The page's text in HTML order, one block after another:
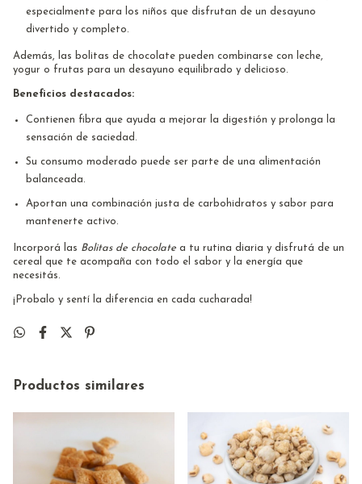
especialmente para los niños que disfrutan de un desayuno
divertido y completo.
Además, las bolitas de chocolate pueden combinarse con leche,
yogur o frutas para un desayuno equilibrado y delicioso.
Beneficios destacados:
Contienen fibra que ayuda a mejorar la digestión y prolonga la
sensación de saciedad.
Su consumo moderado puede ser parte de una alimentación
balanceada.
Aportan una combinación justa de carbohidratos y sabor para
mantenerte activo.
Incorporá las Bolitas de chocolate a tu rutina diaria y disfrutá de un
cereal que te acompaña con todo el sabor y la energía que
necesitás.
¡Probalo y sentí la diferencia en cada cucharada!
Productos similares